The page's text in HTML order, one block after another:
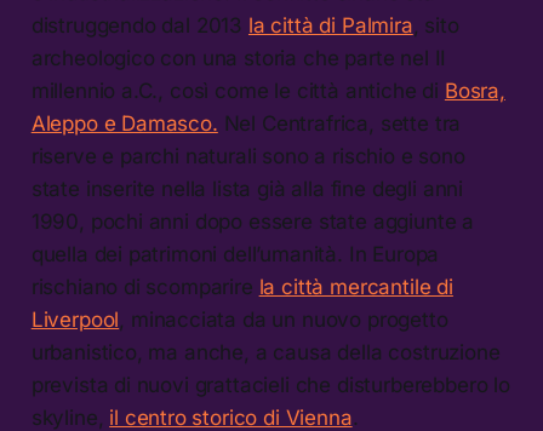
distruggendo dal 2013 la città di Palmira , sito
archeologico con una storia che parte nel II
millennio a.C., così come le città antiche di Bosra,
Aleppo e Damasco. Nel Centrafrica, sette tra
riserve e parchi naturali sono a rischio e sono
state inserite nella lista già alla fine degli anni
1990, pochi anni dopo essere state aggiunte a
quella dei patrimoni dell’umanità. In Europa
rischiano di scomparire la città mercantile di
Liverpool , minacciata da un nuovo progetto
urbanistico, ma anche, a causa della costruzione
prevista di nuovi grattacieli che disturberebbero lo
skyline, il centro storico di Vienna.